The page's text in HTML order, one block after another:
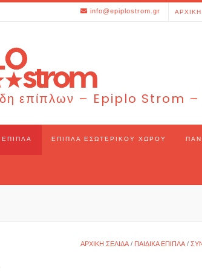
info@epiplostrom.gr ΑΡΧΙΚΉ
επίπλων – Epiplo Strom –
ΈΠΙΠΛΑ ΈΠΙΠΛΑ ΕΣΩΤΕΡΙΚΟΎ ΧΏΡΟΥ
ΑΡΧΙΚΉ ΣΕΛΊΔΑ / ΠΑΙΔΙΚΆ ΈΠΙΠΛΑ /